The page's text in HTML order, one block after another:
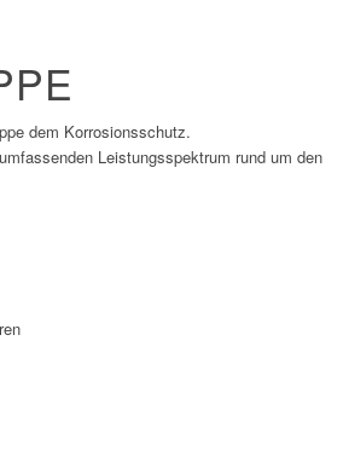
dem Korrosionsschutz.
Leistungsspektrum rund um den